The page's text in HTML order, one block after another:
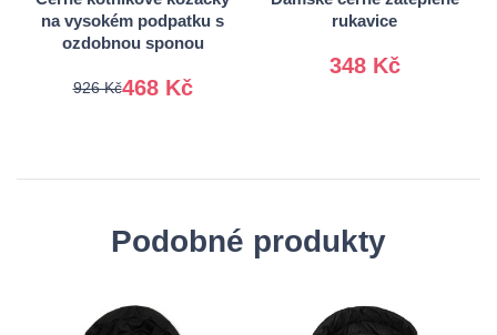
na vysokém podpatku s
ozdobnou sponou
468 Kč
926 Kč
rukavice
348 Kč
Podobné produkty